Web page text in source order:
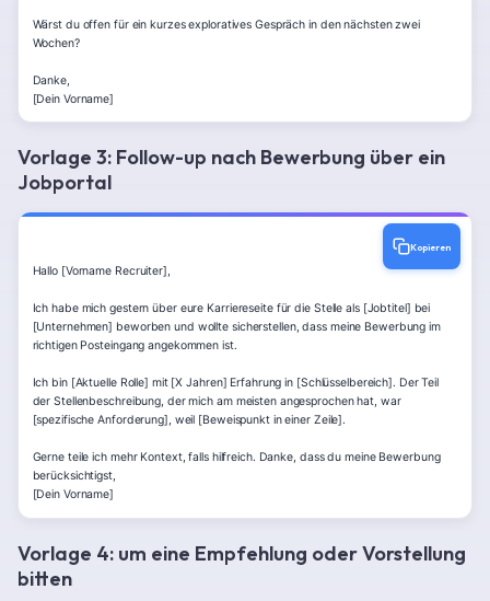
Wärst du offen für ein kurzes exploratives Gespräch in den nächsten zwei
Wochen?
Danke,
[Dein Vorname]
Vorlage 3: Follow-up nach Bewerbung über ein
Jobportal
Kopieren
Hallo [Vorname Recruiter],
Ich habe mich gestern über eure Karriereseite für die Stelle als [Jobtitel] bei
[Unternehmen] beworben und wollte sicherstellen, dass meine Bewerbung im
richtigen Posteingang angekommen ist.
Ich bin [Aktuelle Rolle] mit [X Jahren] Erfahrung in [Schlüsselbereich]. Der Teil
der Stellenbeschreibung, der mich am meisten angesprochen hat, war
[spezifische Anforderung], weil [Beweispunkt in einer Zeile].
Gerne teile ich mehr Kontext, falls hilfreich. Danke, dass du meine Bewerbung
berücksichtigst,
[Dein Vorname]
Vorlage 4: um eine Empfehlung oder Vorstellung
bitten